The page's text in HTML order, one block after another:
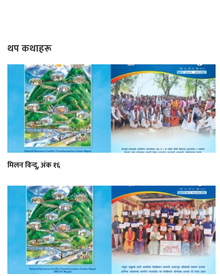
थप कथाहरू
मिलन विन्दु, अंक १६